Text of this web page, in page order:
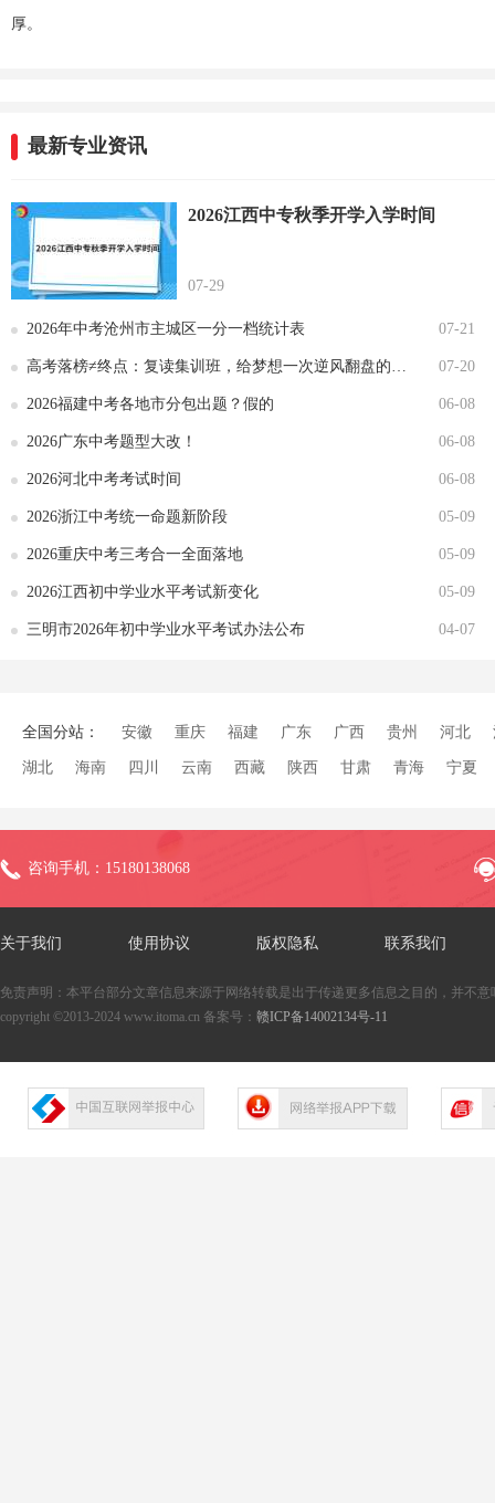
厚。
最新专业资讯
2026江西中专秋季开学入学时间
07-29
2026年中考沧州市主城区一分一档统计表 07-21
高考落榜≠终点：复读集训班，给梦想一次逆风翻盘的机会 07-20
2026福建中考各地市分包出题？假的 06-08
2026广东中考题型大改！ 06-08
2026河北中考考试时间 06-08
2026浙江中考统一命题新阶段 05-09
2026重庆中考三考合一全面落地 05-09
2026江西初中学业水平考试新变化 05-09
三明市2026年初中学业水平考试办法公布 04-07
全国分站： 安徽 重庆 福建 广东 广西 贵州 河北
湖北 海南 四川 云南 西藏 陕西 甘肃 青海 宁夏
咨询手机：15180138068
关于我们 使用协议 版权隐私 联系我们
免责声明：本平台部分文章信息来源于网络转载是出于传递更多信息之目的，并不
copyright ©2013-2024 www.itoma.cn 备案号： 赣ICP备14002134号-11